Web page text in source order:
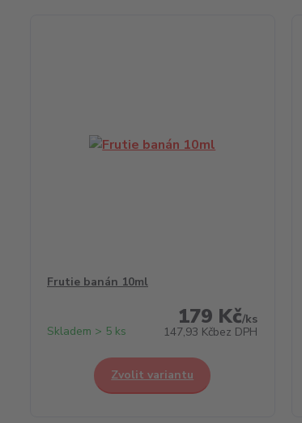
Frutie banán 10ml
179 Kč/ks
147,93 Kčbez DPH
Skladem > 5 ks
Zvolit variantu